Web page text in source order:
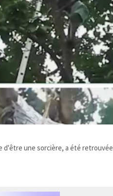
d'être une sorcière, a été retrouvée